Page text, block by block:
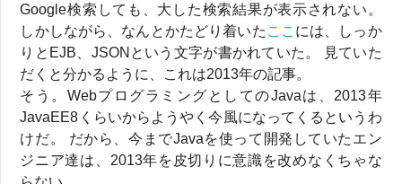
Google検索しても、大した検索結果が表示されない。
しかしながら、なんとかたどり着いた ここ には、しっか
りとEJB、JSONという文字が書かれていた。 見ていた
だくと分かるように、これは2013年の記事。
そう。WebプログラミングとしてのJavaは、2013年
JavaEE8くらいからようやく今風になってくるというわ
けだ。 だから、今までJavaを使って開発していたエン
ジニア達は、2013年を皮切りに意識を改めなくちゃな